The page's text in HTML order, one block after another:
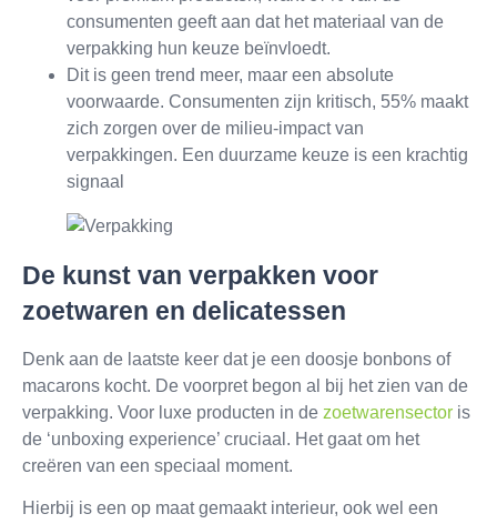
consumenten geeft aan dat het materiaal van de
verpakking hun keuze beïnvloedt.
Dit is geen trend meer, maar een absolute
voorwaarde. Consumenten zijn kritisch, 55% maakt
zich zorgen over de milieu-impact van
verpakkingen. Een duurzame keuze is een krachtig
signaal
De kunst van verpakken voor
zoetwaren en delicatessen
Denk aan de laatste keer dat je een doosje bonbons of
macarons kocht. De voorpret begon al bij het zien van de
verpakking. Voor luxe producten in de zoetwarensector is
de ‘unboxing experience’ cruciaal. Het gaat om het
creëren van een speciaal moment.
Hierbij is een op maat gemaakt interieur, ook wel een